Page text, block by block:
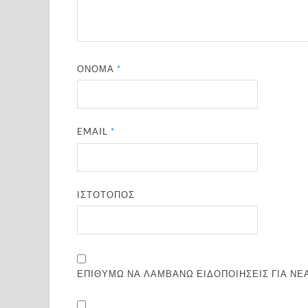
ΌΝΟΜΑ*
EMAIL*
ΙΣΤΌΤΟΠΟΣ
ΕΠΙΘΥΜΏ ΝΑ ΛΑΜΒΆΝΩ ΕΙΔΟΠΟΙΉΣΕΙΣ ΓΙΑ